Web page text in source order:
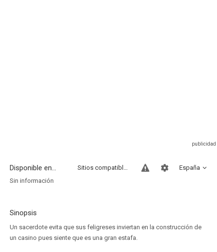
Disponible en... España
Sitios compatibles
Sin información
Sinopsis
Un sacerdote evita que sus feligreses inviertan en la construcción de
un casino pues siente que es una gran estafa.